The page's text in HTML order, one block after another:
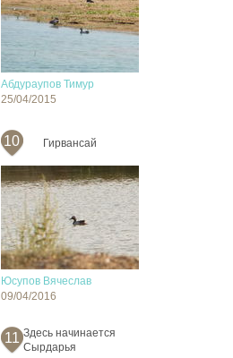
Абдураупов Тимур
25/04/2015
10 Гирвансай
Юсупов Вячеслав
09/04/2016
11 Здесь начинается
Сырдарья